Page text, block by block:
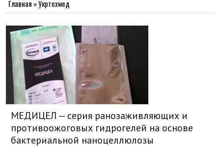
Главная »Укртехмед
МЕДИЦЕЛ — серия ранозаживляющих и
противоожоговых гидрогелей на основе
бактериальной наноцеллюлозы